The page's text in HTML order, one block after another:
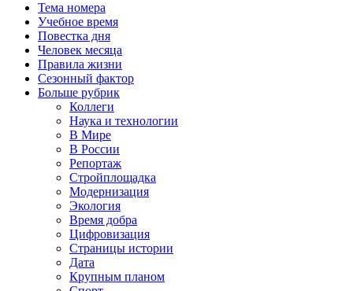
Тема номера
Учебное время
Повестка дня
Человек месяца
Правила жизни
Сезонный фактор
Больше рубрик
Коллеги
Наука и технологии
В Мире
В России
Репортаж
Стройплощадка
Модернизация
Экология
Время добра
Цифровизация
Страницы истории
Дата
Крупным планом